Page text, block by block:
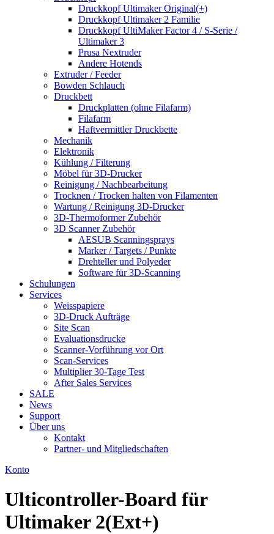
Druckkopf Ultimaker Original(+)
Druckkopf Ultimaker 2 Familie
Druckkopf UltiMaker Factor 4 / S-Serie /
Ultimaker 3
Prusa Nextruder
Andere Hotends
Extruder / Feeder
Bowden Schlauch
Druckbett
Druckplatten (ohne Filafarm)
Filafarm
Haftvermittler Druckbette
Mechanik
Elektronik
Kühlung / Filterung
Möbel für 3D-Drucker
Reinigung / Nachbearbeitung
Trocknen / Trocken halten von Filamenten
Wartung / Reinigung 3D-Drucker
3D-Thermoformer Zubehör
3D Scanner Zubehör
AESUB Scanningsprays
Marker / Targets / Punkte
Drehteller und Polyeder
Software für 3D-Scanning
Schulungen
Services
Weisspapiere
3D-Druck Aufträge
Site Scan
Evaluationsdrucke
Scanner-Vorführung vor Ort
Scan-Services
Multiplier 30-Tage Test
After Sales Services
SALE
News
Support
Über uns
Kontakt
Partner- und Mitgliedschaften
Konto
Ulticontroller-Board für
Ultimaker 2(Ext+)